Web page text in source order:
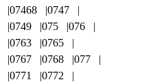
07468
0747
0749 075
076
0763
0765
0767 0768
077
0771
0772